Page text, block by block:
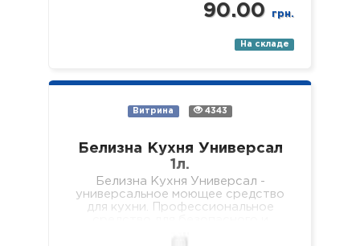
90.00 грн.
На складе
Витрина 4343
Белизна Кухня Универсал
1л.
Белизна Кухня Универсал -
универсальное моющее средство
для кухни. Профессиональное